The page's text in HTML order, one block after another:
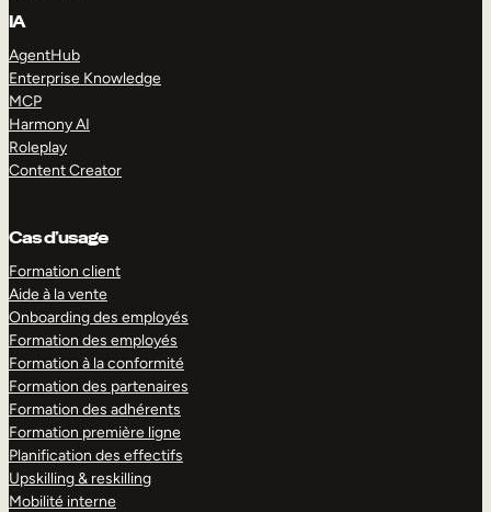
IA
AgentHub
Enterprise Knowledge
MCP
Harmony AI
Roleplay
Content Creator
Cas d’usage
Formation client
Aide à la vente
Onboarding des employés
Formation des employés
Formation à la conformité
Formation des partenaires
Formation des adhérents
Formation première ligne
Planification des effectifs
Upskilling & reskilling
Mobilité interne